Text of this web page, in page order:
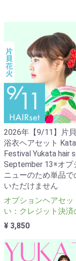
2026年【9/11】片
浴衣ヘアセット
Festival Yukata hair
September 13※オプ
ニューのため単品で
いただけません
オプションヘアセッ
い：クレジット決済
¥ 3,850